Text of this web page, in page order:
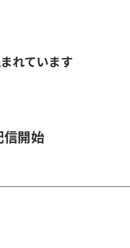
れています
信開始